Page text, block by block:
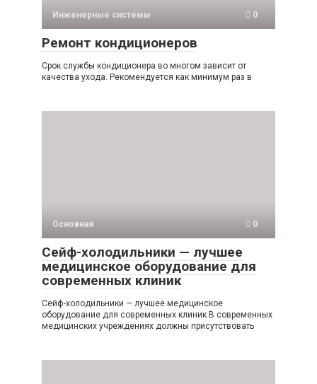
Инженерные системы 0
Ремонт кондиционеров
Срок службы кондиционера во многом зависит от
качества ухода. Рекомендуется как минимум раз в
Основная 0
Сейф-холодильники — лучшее
медицинское оборудование для
современных клиник
Сейф-холодильники — лучшее медицинское
оборудование для современных клиник В современных
медицинских учреждениях должны присутствовать